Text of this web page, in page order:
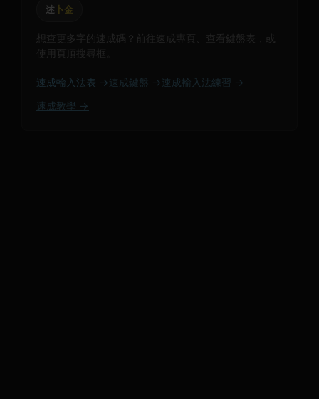
述 卜金
想查更多字的速成碼？前往速成專頁、查看鍵盤表，或
使用頁頂搜尋框。
速成輸入法表 → 速成鍵盤 → 速成輸入法練習 →
速成教學 →